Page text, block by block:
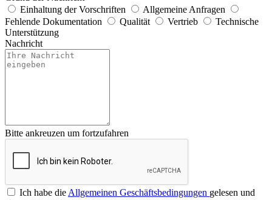
Einhaltung der Vorschriften
Allgemeine Anfragen
Fehlende Dokumentation
Qualität Vertrieb
Technische
Unterstützung
Nachricht
Bitte ankreuzen um fortzufahren
Ich habe die Allgemeinen Geschäftsbedingungen gelesen und